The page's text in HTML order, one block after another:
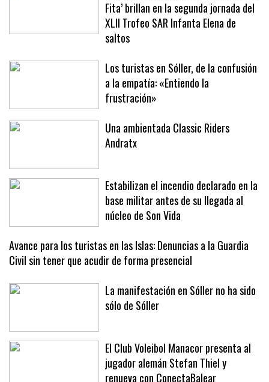
José Francisco Lloreda y ‘Norton de Sa
Fita’ brillan en la segunda jornada del
XLII Trofeo SAR Infanta Elena de
saltos
Los turistas en Sóller, de la confusión
a la empatía: «Entiendo la
frustración»
Una ambientada Classic Riders
Estabilizan el incendio declarado en la
base militar antes de su llegada al
núcleo de Son Vida
Avance para los turistas en las Islas: Denuncias a la Guardia
Civil sin tener que acudir de forma presencial
La manifestación en Sóller no ha sido
El Club Voleibol Manacor presenta al